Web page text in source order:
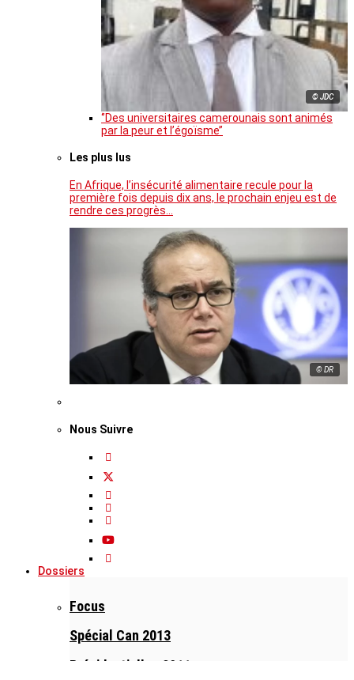
© JDC
‘’Des universitaires camerounais sont animés
par la peur et l’égoïsme’’
Les plus lus
En Afrique, l’insécurité alimentaire recule pour la
première fois depuis dix ans, le prochain enjeu est de
rendre ces progrès…
© DR
Nous Suivre
Dossiers
Focus
Spécial Can 2013
Présidentielles 2011